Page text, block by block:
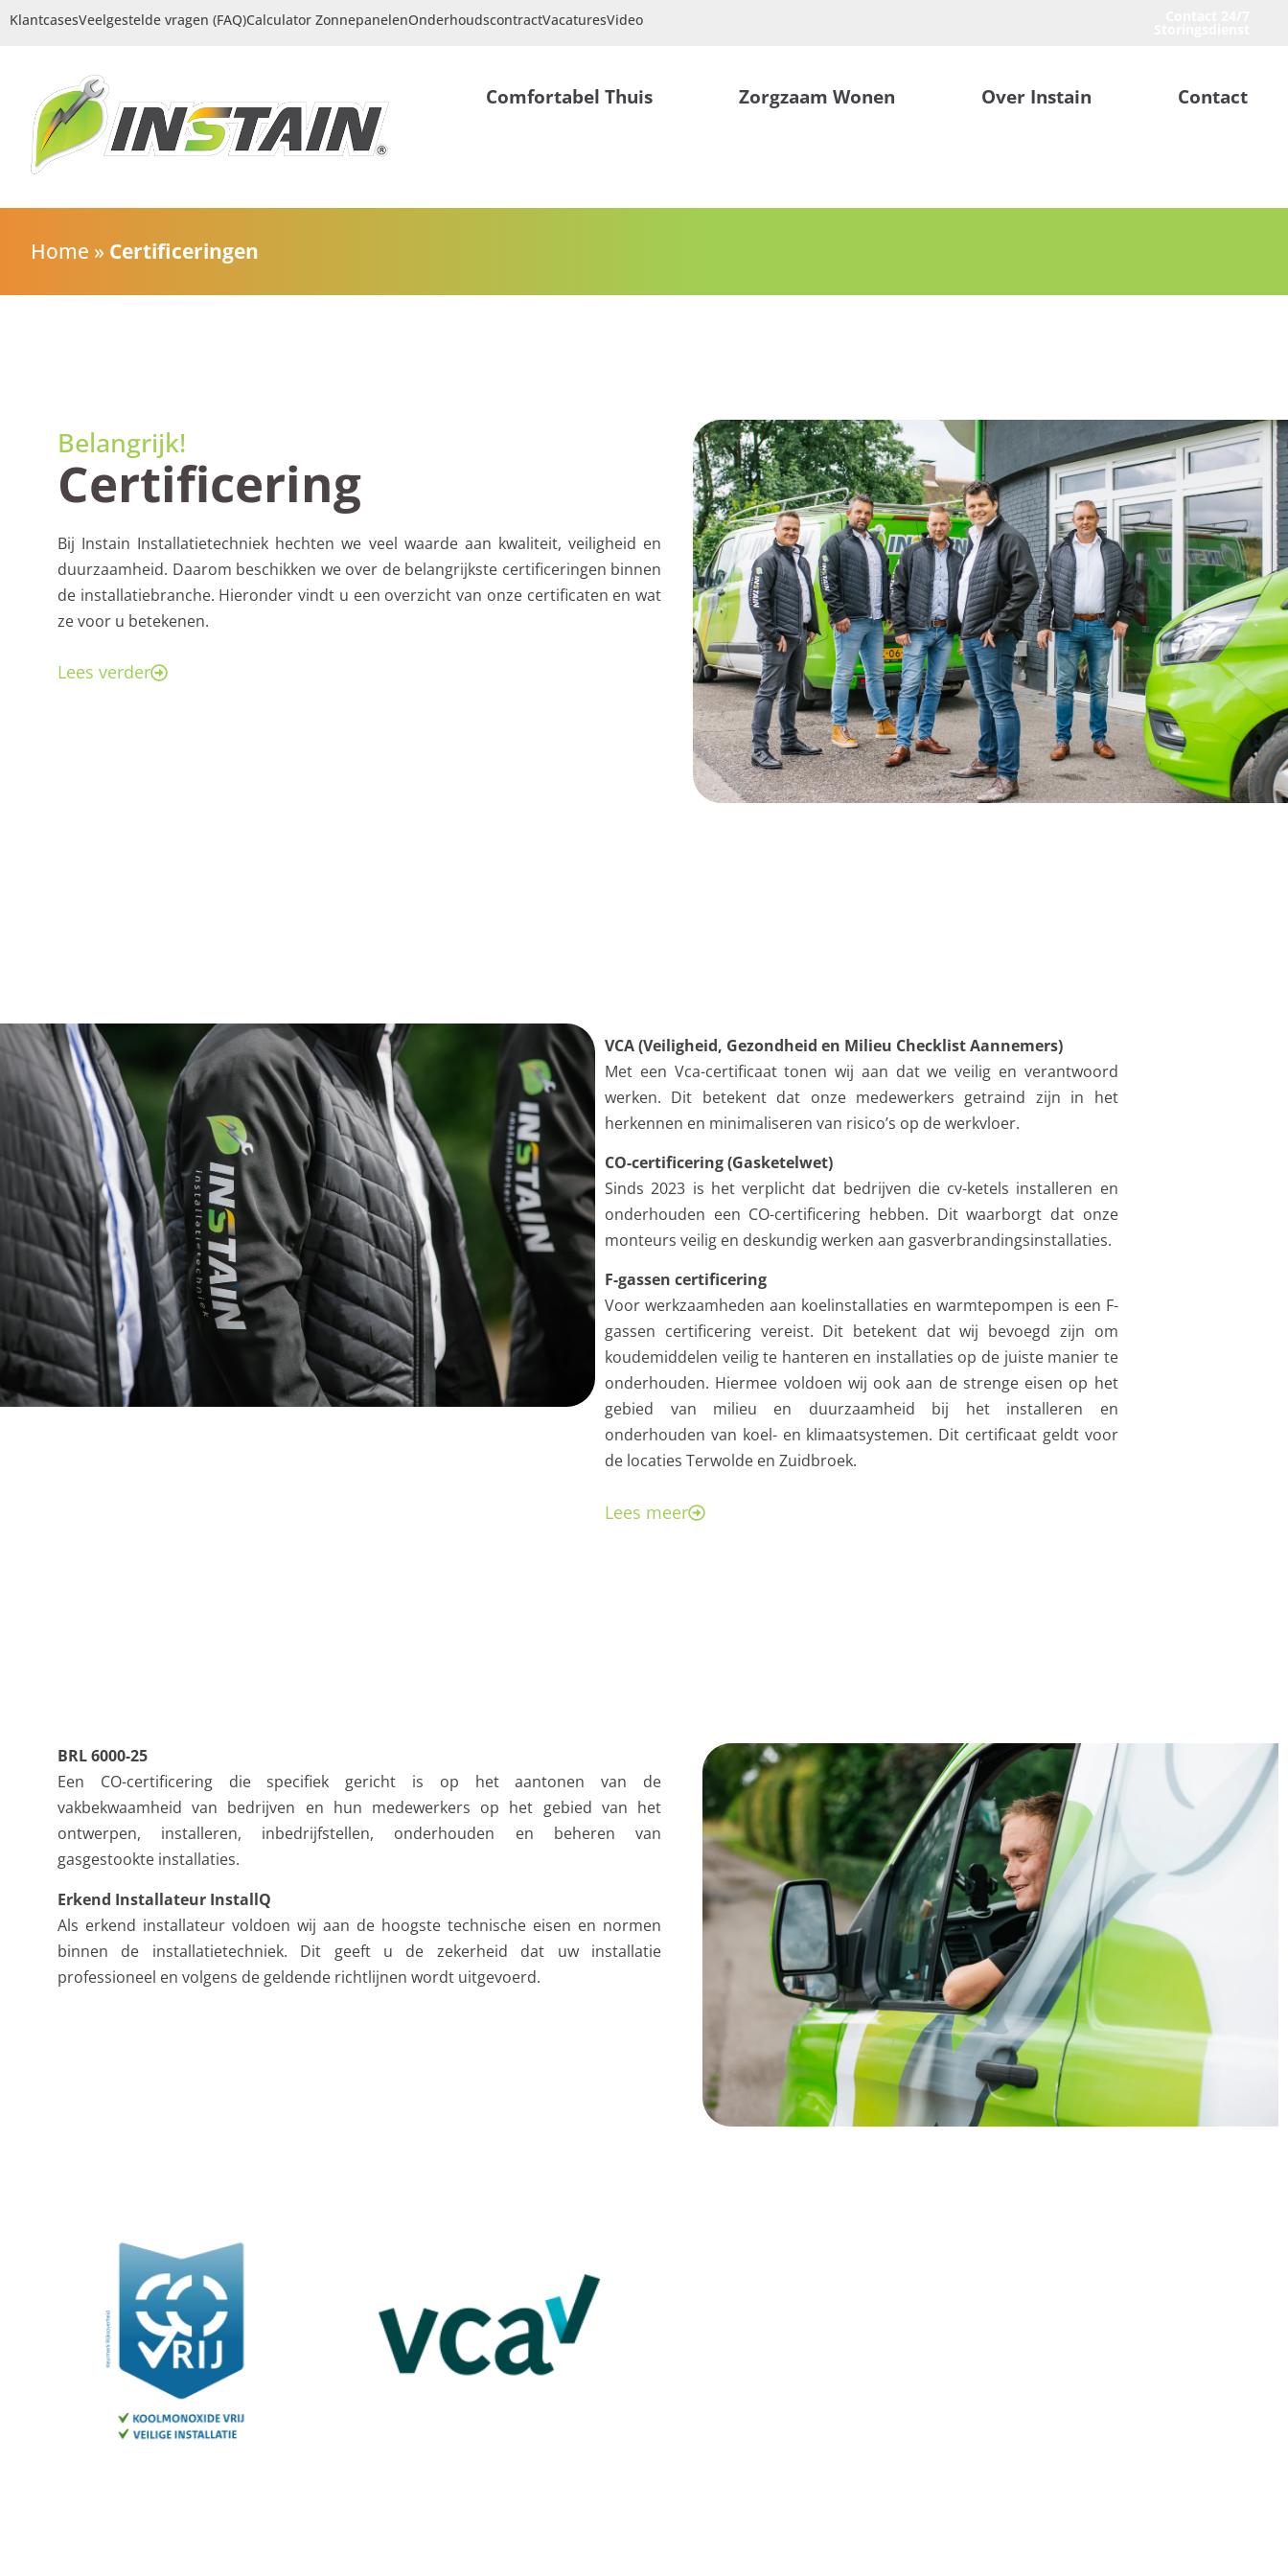
KlantcasesVeelgestelde vragen (FAQ)Calculator ZonnepanelenOnderhoudscontractVacaturesVideo
Comfortabel Thuis Zorgzaam Wonen Over Instain Contact
Home » Certificeringen
Belangrijk!
Certificering
Bij Instain Installatietechniek hechten we veel waarde aan kwaliteit, veiligheid en
duurzaamheid. Daarom beschikken we over de belangrijkste certificeringen binnen
de installatiebranche. Hieronder vindt u een overzicht van onze certificaten en wat
ze voor u betekenen.
Lees verder
VCA (Veiligheid, Gezondheid en Milieu Checklist Aannemers)
Met een Vca-certificaat tonen wij aan dat we veilig en verantwoord
werken. Dit betekent dat onze medewerkers getraind zijn in het
herkennen en minimaliseren van risico’s op de werkvloer.
CO-certificering (Gasketelwet)
Sinds 2023 is het verplicht dat bedrijven die cv-ketels installeren en
onderhouden een CO-certificering hebben. Dit waarborgt dat onze
monteurs veilig en deskundig werken aan gasverbrandingsinstallaties.
F-gassen certificering
Voor werkzaamheden aan koelinstallaties en warmtepompen is een F-
gassen certificering vereist. Dit betekent dat wij bevoegd zijn om
koudemiddelen veilig te hanteren en installaties op de juiste manier te
onderhouden. Hiermee voldoen wij ook aan de strenge eisen op het
gebied van milieu en duurzaamheid bij het installeren en
onderhouden van koel- en klimaatsystemen. Dit certificaat geldt voor
de locaties Terwolde en Zuidbroek.
Lees meer
BRL 6000-25
Een CO-certificering die specifiek gericht is op het aantonen van de
vakbekwaamheid van bedrijven en hun medewerkers op het gebied van het
ontwerpen, installeren, inbedrijfstellen, onderhouden en beheren van
gasgestookte installaties.
Erkend Installateur InstallQ
Als erkend installateur voldoen wij aan de hoogste technische eisen en normen
binnen de installatietechniek. Dit geeft u de zekerheid dat uw installatie
professioneel en volgens de geldende richtlijnen wordt uitgevoerd.